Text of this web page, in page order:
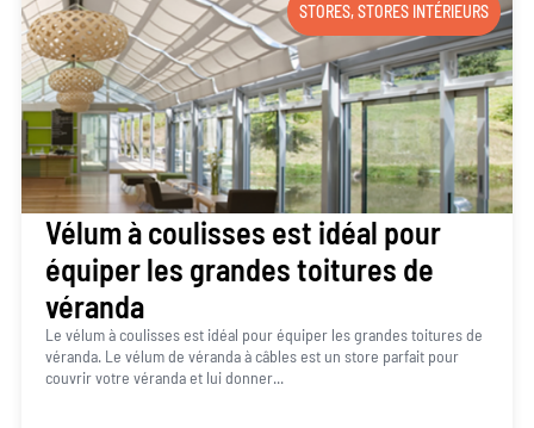
STORES,STORES INTÉRIEURS
Vélum à coulisses est idéal pour
équiper les grandes toitures de
véranda
Le vélum à coulisses est idéal pour équiper les grandes toitures de
véranda. Le vélum de véranda à câbles est un store parfait pour
couvrir votre véranda et lui donner...